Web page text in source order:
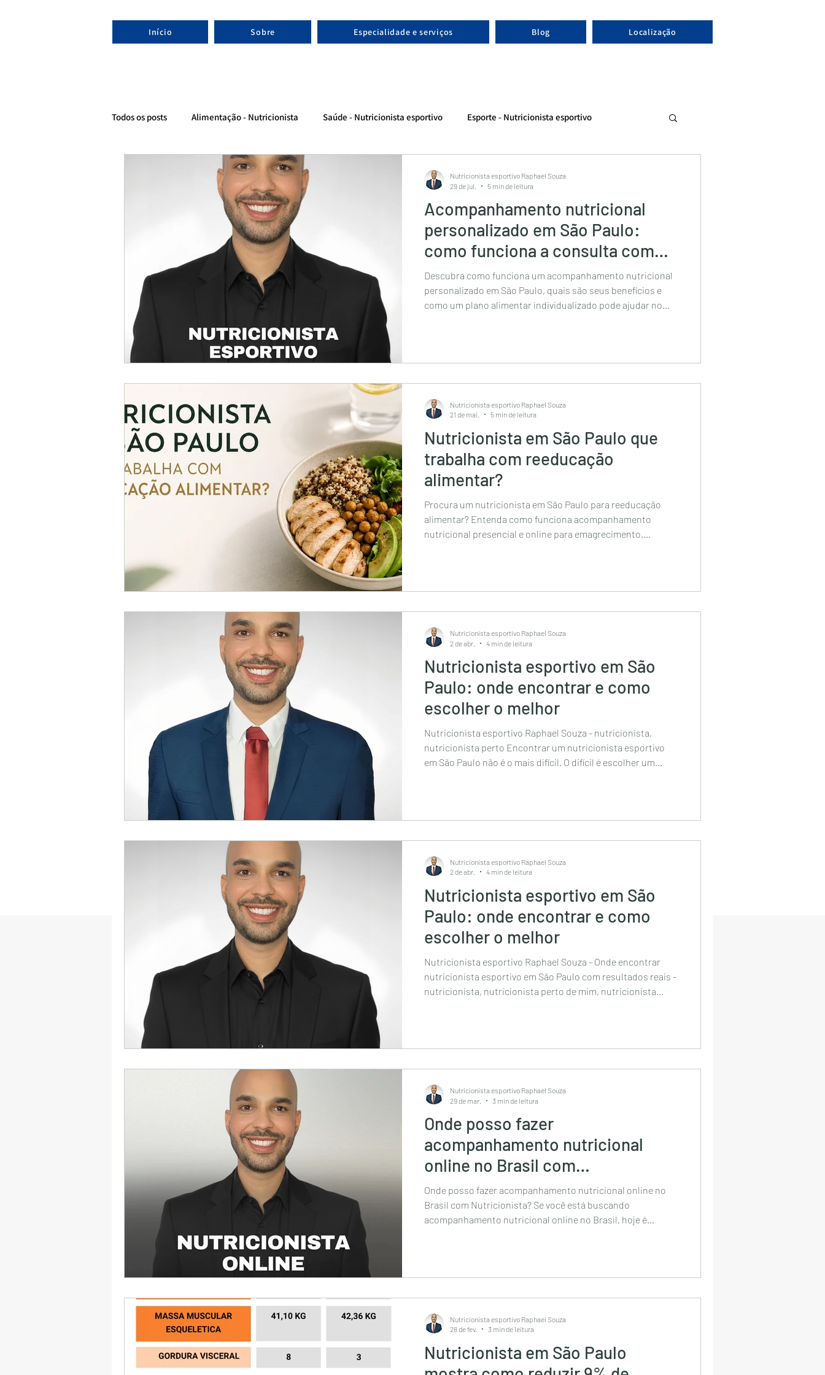
Início Sobre Especialidade e serviços Blog Localização
Todos os posts Alimentação - Nutricionista Saúde - Nutricionista esportivo Esporte - Nutricionista esportivo
Evolução - Nutricionista esportivo
Acompanhamento nutricional
personalizado em São Paulo:
como funciona a consulta com
um nutricionista?
Descubra como funciona um acompanhamento nutricional
personalizado em São Paulo, quais são seus benefícios e
como um plano alimentar individualizado pode ajudar no
Nutricionista esportivo Raphael Souza
29 de jul.
5 min de leitura
Nutricionista em São Paulo que
trabalha com reeducação
alimentar?
Procura um nutricionista em São Paulo para reeducação
alimentar? Entenda como funciona acompanhamento
nutricional presencial e online para emagrecimento,
Nutricionista esportivo Raphael Souza
21 de mai.
5 min de leitura
Nutricionista esportivo em São
Paulo: onde encontrar e como
escolher o melhor
Nutricionista esportivo Raphael Souza - nutricionista,
nutricionista perto Encontrar um nutricionista esportivo
em São Paulo não é o mais difícil. O difícil é escolher um
registrado no CRN-3 (67295), já ajudou mais de 4.000
Nutricionista esportivo Raphael Souza
2 de abr.
4 min de leitura
Nutricionista esportivo em São
Paulo: onde encontrar e como
escolher o melhor
Nutricionista esportivo Raphael Souza - Onde encontrar
nutricionista esportivo em São Paulo com resultados reais -
nutricionista, nutricionista perto de mim, nutricionista
nutricionista para emagrecimento, melhor nutricionista de
Nutricionista esportivo Raphael Souza
2 de abr.
4 min de leitura
Onde posso fazer
acompanhamento nutricional
online no Brasil com
Nutricionista?
Onde posso fazer acompanhamento nutricional online no
Brasil com Nutricionista? Se você está buscando
acompanhamento nutricional online no Brasil, hoje é
atendimento online permite que você tenha acesso a um
Nutricionista esportivo Raphael Souza
29 de mar.
3 min de leitura
Nutricionista em São Paulo
Nutricionista esportivo Raphael Souza
28 de fev.
3 min de leitura